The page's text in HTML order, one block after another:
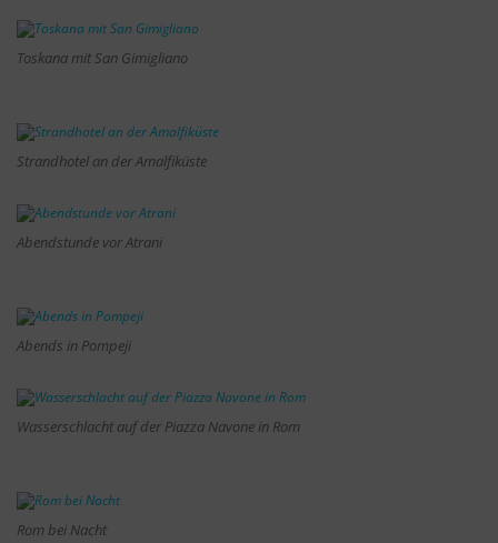
Toskana mit San Gimigliano
Strandhotel an der Amalfiküste
Abendstunde vor Atrani
Abends in Pompeji
Wasserschlacht auf der Piazza Navone in Rom
Rom bei Nacht